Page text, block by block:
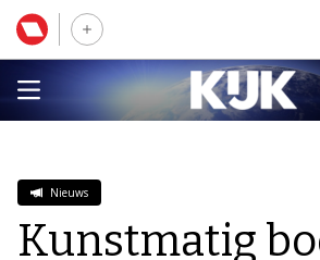
Nieuws
Kunstmatig